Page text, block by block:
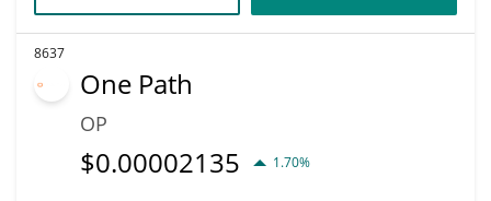
8637
One Path
OP
$0.00002135 1.70%